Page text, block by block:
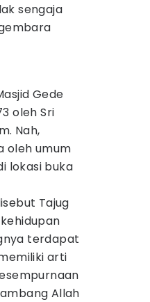
sengaja
Gede
oleh Sri
Nah,
oleh umum
lokasi buka
Tajug
terdapat
arti
Allah